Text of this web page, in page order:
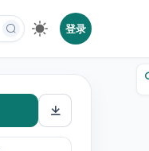
登录